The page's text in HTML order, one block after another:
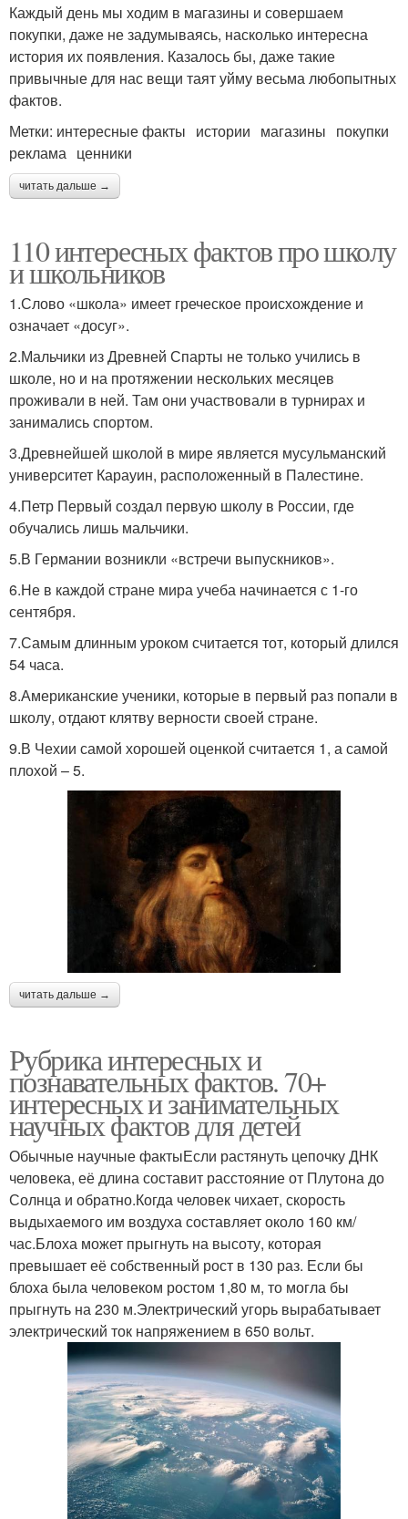
Каждый день мы ходим в магазины и совершаем
покупки, даже не задумываясь, насколько интересна
история их появления. Казалось бы, даже такие
привычные для нас вещи таят уйму весьма любопытных
фактов.
Метки: интересные факты истории магазины покупки
реклама ценники
читать дальше →
110 интересных фактов про школу
и школьников
1.Слово «школа» имеет греческое происхождение и
означает «досуг».
2.Мальчики из Древней Спарты не только учились в
школе, но и на протяжении нескольких месяцев
проживали в ней. Там они участвовали в турнирах и
занимались спортом.
3.Древнейшей школой в мире является мусульманский
университет Карауин, расположенный в Палестине.
4.Петр Первый создал первую школу в России, где
обучались лишь мальчики.
5.В Германии возникли «встречи выпускников».
6.Не в каждой стране мира учеба начинается с 1-го
сентября.
7.Самым длинным уроком считается тот, который длился
54 часа.
8.Американские ученики, которые в первый раз попали в
школу, отдают клятву верности своей стране.
9.В Чехии самой хорошей оценкой считается 1, а самой
плохой – 5.
читать дальше →
Рубрика интересных и
познавательных фактов. 70+
интересных и занимательных
научных фактов для детей
Обычные научные фактыЕсли растянуть цепочку ДНК
человека, её длина составит расстояние от Плутона до
Солнца и обратно.Когда человек чихает, скорость
выдыхаемого им воздуха составляет около 160 км/
час.Блоха может прыгнуть на высоту, которая
превышает её собственный рост в 130 раз. Если бы
блоха была человеком ростом 1,80 м, то могла бы
прыгнуть на 230 м.Электрический угорь вырабатывает
электрический ток напряжением в 650 вольт.